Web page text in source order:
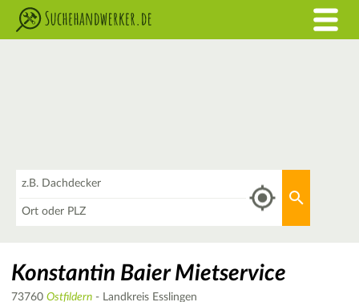
Konstantin Baier Mietservice
73760 Ostfildern - Landkreis Esslingen